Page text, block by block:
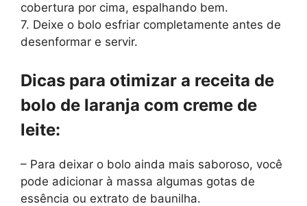
cobertura por cima, espalhando bem.
7. Deixe o bolo esfriar completamente antes de
desenformar e servir.
Dicas para otimizar a receita de
bolo de laranja com creme de
leite:
– Para deixar o bolo ainda mais saboroso, você
pode adicionar à massa algumas gotas de
essência ou extrato de baunilha.